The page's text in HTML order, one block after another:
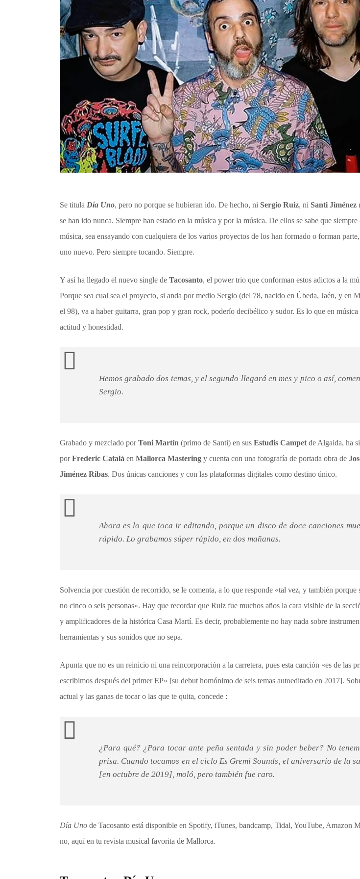
Se titula Día Uno, pero no porque se hubieran ido. De hecho, ni Sergio Ruiz, ni Santi Jiménez
se han ido nunca. Siempre han estado en la música y por la música. De ellos se sabe que siempre
música, sea ensayando con cualquiera de los varios proyectos de los han formado o forman
uno nuevo. Pero siempre tocando. Siempre.
Y así ha llegado el nuevo single de Tacosanto, el power trio que conforman estos adictos a la
Porque sea cual sea el proyecto, si anda por medio Sergio (del 78, nacido en Úbeda, Jaén, y en
el 98), va a haber guitarra, gran pop y gran rock, poderío decibélico y sudor. Es lo que en música
actitud y honestidad.
Hemos grabado dos temas, y el segundo llegará en mes y pico o así,
Sergio.
Grabado y mezclado porToni Martín (primo de Santi) en sus Estudis Campet de Algaida, ha
porFrederic Català en Mallorca Mastering y cuenta con una fotografía de portada obra de
Jiménez Ribas. Dos únicas canciones y con las plataformas digitales como destino único.
Ahora es lo que toca ir editando, porque un disco de doce canciones
rápido. Lo grabamos súper rápido, en dos mañanas.
Solvencia por cuestión de recorrido, se le comenta, a lo que responde «tal vez, y también porque
no cinco o seis personas». Hay que recordar que Ruiz fue muchos años la cara visible de la
y amplificadores de la histórica Casa Martí. Es decir, probablemente no hay nada sobre
herramientas y sus sonidos que no sepa.
Apunta que no es un reinicio ni una reincorporación a la carretera, pues esta canción «es de las
escribimos después del primer EP» [su debut homónimo de seis temas autoeditado en 2017].
actual y las ganas de tocar o las que te quita, concede :
¿Para qué? ¿Para tocar ante peña sentada y sin poder beber? No
prisa. Cuando tocamos en el ciclo Es Gremi Sounds, el aniversario de la
[en octubre de 2019], moló, pero también fue raro.
Día Uno de Tacosanto está disponible en Spotify, iTunes, bandcamp, Tidal, YouTube, Amazon
no, aquí en tu revista musical favorita de Mallorca.